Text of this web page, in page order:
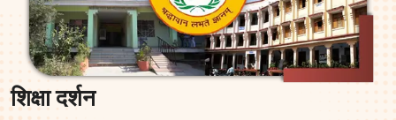
शिक्षा दर्शन